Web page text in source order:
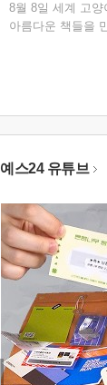
8월 8일 세계 고
아름다운 책들을
예스24 유튜브